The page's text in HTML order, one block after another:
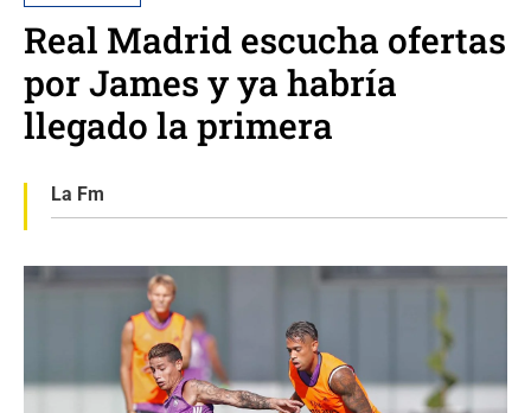
Real Madrid escucha ofertas
por James y ya habría
llegado la primera
La Fm